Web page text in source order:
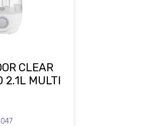
CLEAR
2.1L MULTI